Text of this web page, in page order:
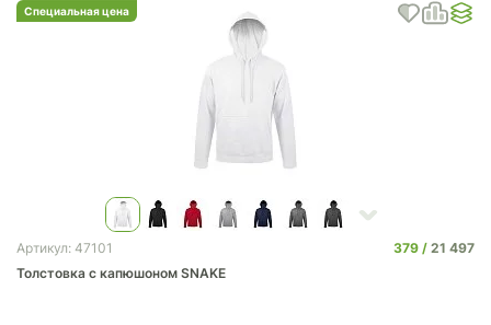
Специальная цена
Артикул: 47101 379
21 497
Толстовка с капюшоном SNAKE